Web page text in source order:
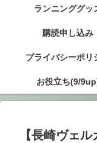
ランニンググッ
購読申し込み
プライバシーポリ
お役立ち(9/
【長崎ヴェ